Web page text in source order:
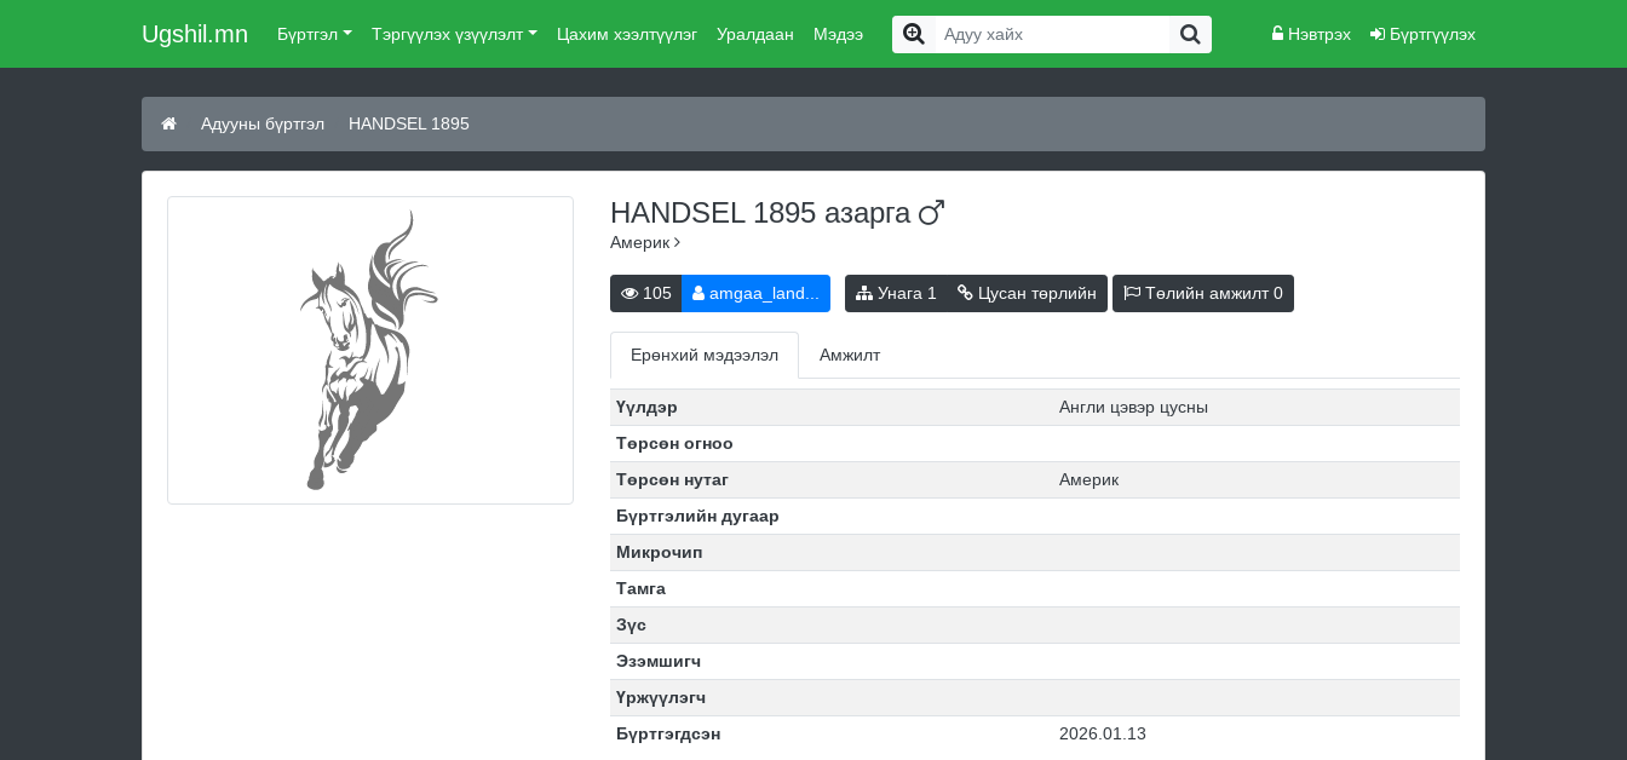
Ugshil.mn Бүртгэл Тэргүүлэх үзүүлэлт Цахим хээлтүүлэг Уралдаан Мэдээ Нэвтрэх Бүртгүүлэх
Адууны бүртгэл HANDSEL 1895
HANDSEL 1895 азарга
Америк
105 amgaa_land... Унага 1 Цусан төрлийн Төлийн амжилт0
Ерөнхий мэдээлэл Амжилт
Үүлдэр
Англи цэвэр цусны
Төрсөн огноо
Төрсөн нутаг
Америк
Бүртгэлийн дугаар
Микрочип
Тамга
Зүс
Эзэмшигч
Үржүүлэгч
Бүртгэгдсэн
2026.01.13